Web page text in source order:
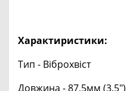
Характиристики:
Тип - Віброхвіст
Довжина - 87,5мм (3,5")